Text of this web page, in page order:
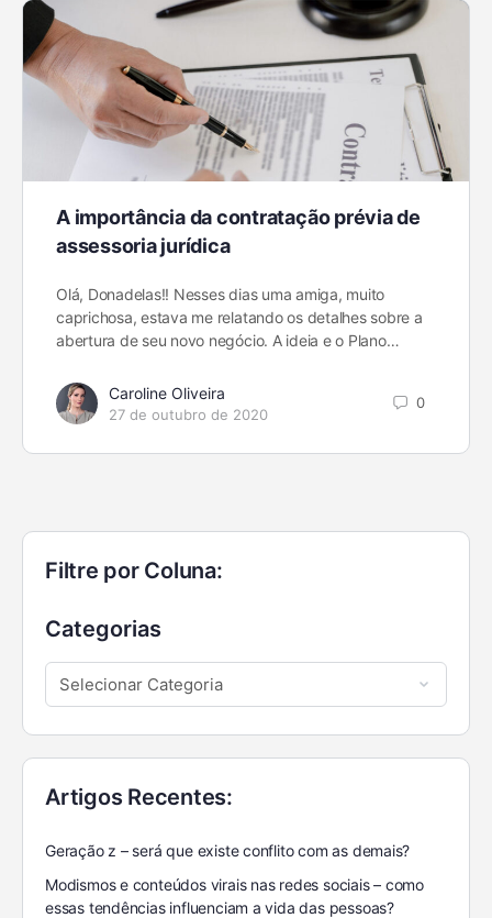
A importância da contratação prévia de
assessoria jurídica
Olá, Donadelas!! Nesses dias uma amiga, muito
caprichosa, estava me relatando os detalhes sobre a
abertura de seu novo negócio. A ideia e o Plano…
Caroline Oliveira
27 de outubro de 2020
0
Filtre por Coluna:
Categorias
Artigos Recentes:
Geração z – será que existe conflito com as demais?
Modismos e conteúdos virais nas redes sociais – como
essas tendências influenciam a vida das pessoas?